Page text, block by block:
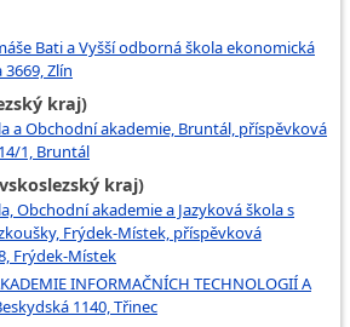
Bati a Vyšší odborná škola ekonomická
3669, Zlín
kraj)
a Obchodní akademie, Bruntál, příspěvková
1, Bruntál
kraj)
Obchodní akademie a Jazyková škola s
Frýdek-Místek, příspěvková
Frýdek-Místek
INFORMAČNÍCH TECHNOLOGIÍ A
1140, Třinec